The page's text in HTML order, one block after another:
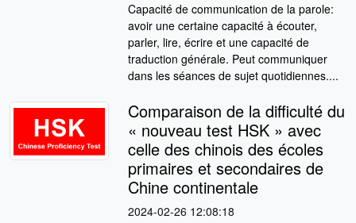
Capacité de communication de la parole:
avoir une certaine capacité à écouter,
parler, lire, écrire et une capacité de
traduction générale. Peut communiquer
dans les séances de sujet quotidiennes....
Comparaison de la difficulté du
« nouveau test HSK » avec
celle des chinois des écoles
primaires et secondaires de
Chine continentale
2024-02-26 12:08:18